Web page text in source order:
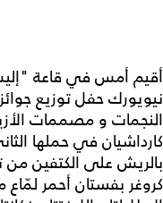
أقيم أمس في قاعة
النجمات و مصممات
كارداشيان في حملها
بالريش على الكتفين